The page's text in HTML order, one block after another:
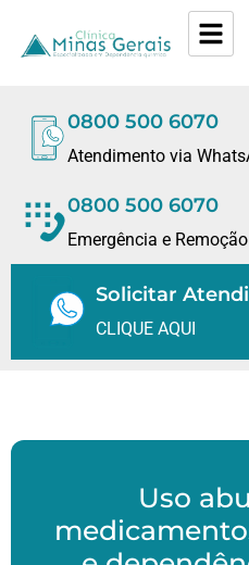
0800 500 6070
Atendimento via
0800 500 6070
Emergência e Remoção
Solicitar
CLIQUE AQUI
Uso